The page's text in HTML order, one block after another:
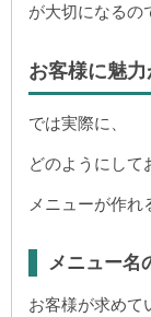
が大切になるの
お客様に魅
では実際に、
どのようにして
メニューが作れ
メニュー名
お客様が求めて